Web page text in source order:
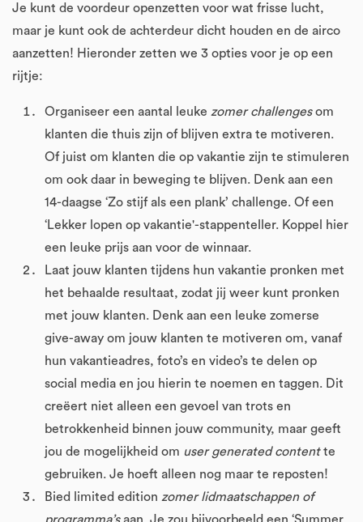
Je kunt de voordeur openzetten voor wat frisse lucht,
maar je kunt ook de achterdeur dicht houden en de airco
aanzetten! Hieronder zetten we 3 opties voor je op een
rijtje:
Organiseer een aantal leuke zomer challengesom
klanten die thuis zijn of blijven extra te motiveren.
Of juist om klanten die op vakantie zijn te stimuleren
om ook daar in beweging te blijven. Denk aan een
14-daagse ‘Zo stijf als een plank’ challenge. Of een
‘Lekker lopen op vakantie'-stappenteller. Koppel hier
een leuke prijs aan voor de winnaar.
Laat jouw klanten tijdens hun vakantie pronken met
het behaalde resultaat, zodat jij weer kunt pronken
met jouw klanten. Denk aan een leuke zomerse
give-away om jouw klanten te motiveren om, vanaf
hun vakantieadres, foto’s en video’s te delen op
social media en jou hierin te noemen en taggen. Dit
creëert niet alleen een gevoel van trots en
betrokkenheid binnen jouw community, maar geeft
jou de mogelijkheid om user generated contentte
gebruiken. Je hoeft alleen nog maar te reposten!
Bied limited edition zomer lidmaatschappen of
programma’saan. Je zou bijvoorbeeld een ‘Summer